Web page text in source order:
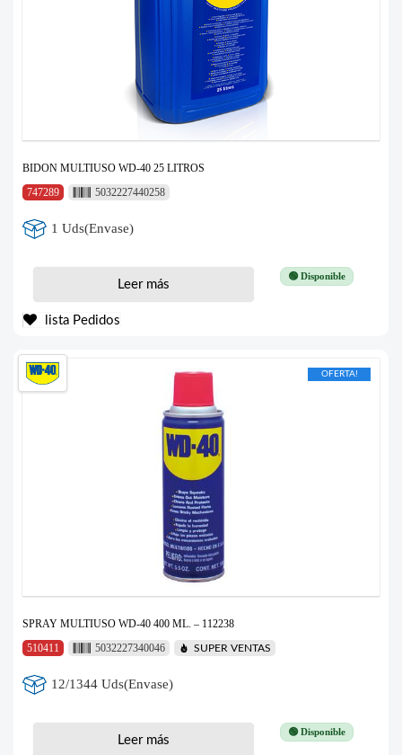
BIDON MULTIUSO WD-40 25 LITROS
747289
5032227440258
1 Uds(Envase)
🟢 Disponible
Leer más
lista Pedidos
OFERTA!
SPRAY MULTIUSO WD-40 400 ML. – 112238
510411
5032227340046 SUPER VENTAS
12/1344 Uds(Envase)
🟢 Disponible
Leer más